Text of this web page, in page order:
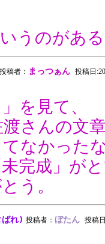
うのがあ
投稿者： まっつぁん 投稿日
を見て、
さんの文
なかった
完成」が
う。
ばれ) 投稿者： ぼたん 投稿